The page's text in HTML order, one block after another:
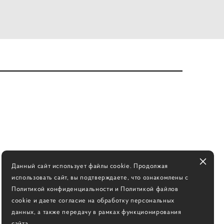
Данный сайт использует файлы cookie. Продолжая
использовать сайт, вы подтверждаете, что ознакомлены с
Политикой конфиденциальности и Политикой файлов
cookie и даете согласие на обработку персональных
данных, а также передачу в рамках функционирования